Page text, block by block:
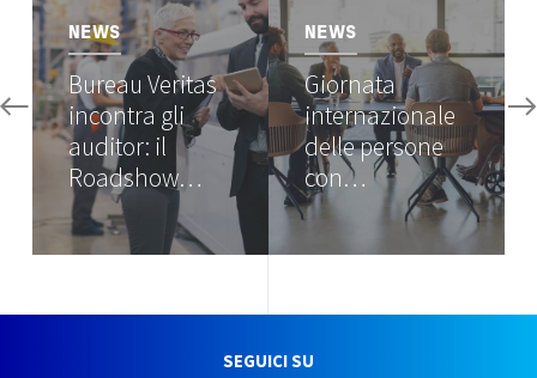
NEWS
Bureau Veritas
incontra gli
auditor: il
Roadshow…
NEWS
Giornata
internazionale
delle persone
con…
SEGUICI SU